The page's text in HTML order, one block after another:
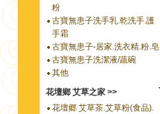
粉
古寶無患子洗手乳.乾洗手.護
手霜
古寶無患子-居家.洗衣精.粉.皂
古寶無患子洗潔液/蔬碗
其他
花壇鄉 艾草之家 >>
花壇郷 艾草茶.艾草粉(食品).